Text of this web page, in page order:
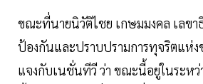
ขณะที่นายนิวัติไชย เกษมมงคล เลขา
ป้องกันและปราบปรามการทุจริตแห่
แจงกับเนชั่นทีวี ว่า ขณะนี้อยู่ในระหว่